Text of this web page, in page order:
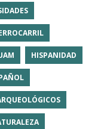
HISPANIDAD